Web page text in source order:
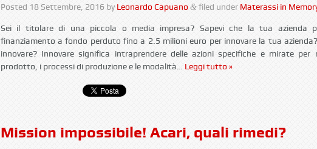
Posted 18 Settembre, 2016 by Leonardo Capuano &filed under Materassi in
Sei il titolare di una piccola o media impresa? Sapevi che la tua azienda
finanziamento a fondo perduto fino a 2.5 milioni euro per innovare la tua
innovare? Innovare significa intraprendere delle azioni specifiche e mirate per
prodotto, i processi di produzione e le modalità… Leggi tutto »
Mission impossibile! Acari, quali rimedi?